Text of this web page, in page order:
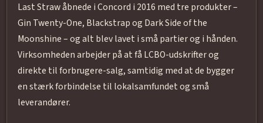
Last Straw åbnede i Concord i 2016 med tre produkter –
Gin Twenty-One, Blackstrap og Dark Side of the
Moonshine – og alt blev lavet i små partier og i hånden.
Virksomheden arbejder på at få LCBO-udskrifter og
direkte til forbrugere-salg, samtidig med at de bygger
en stærk forbindelse til lokalsamfundet og små
leverandører.